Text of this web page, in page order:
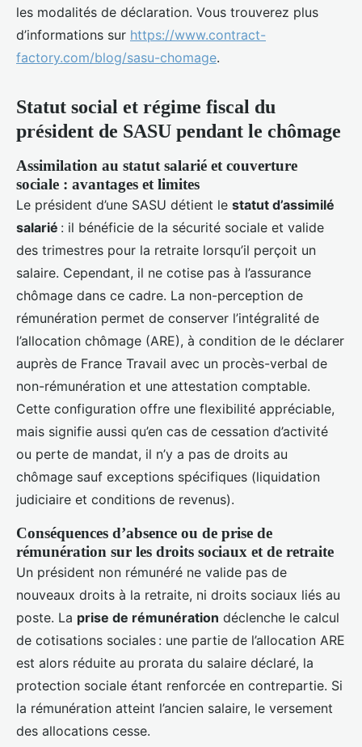
les modalités de déclaration. Vous trouverez plus
d’informations sur https://www.contract-
factory.com/blog/sasu-chomage.
Statut social et régime fiscal du
président de SASU pendant le chômage
Assimilation au statut salarié et couverture
sociale : avantages et limites
Le président d’une SASU détient le statut d’assimilé
salarié : il bénéficie de la sécurité sociale et valide
des trimestres pour la retraite lorsqu’il perçoit un
salaire. Cependant, il ne cotise pas à l’assurance
chômage dans ce cadre. La non-perception de
rémunération permet de conserver l’intégralité de
l’allocation chômage (ARE), à condition de le déclarer
auprès de France Travail avec un procès-verbal de
non-rémunération et une attestation comptable.
Cette configuration offre une flexibilité appréciable,
mais signifie aussi qu’en cas de cessation d’activité
ou perte de mandat, il n’y a pas de droits au
chômage sauf exceptions spécifiques (liquidation
judiciaire et conditions de revenus).
Conséquences d’absence ou de prise de
rémunération sur les droits sociaux et de retraite
Un président non rémunéré ne valide pas de
nouveaux droits à la retraite, ni droits sociaux liés au
poste. La prise de rémunération déclenche le calcul
de cotisations sociales : une partie de l’allocation ARE
est alors réduite au prorata du salaire déclaré, la
protection sociale étant renforcée en contrepartie. Si
la rémunération atteint l’ancien salaire, le versement
des allocations cesse.